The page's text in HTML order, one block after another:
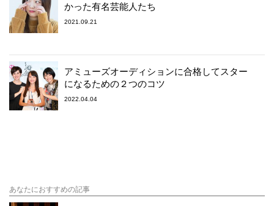
かった有名芸能人たち
2021.09.21
アミューズオーディションに合格してスター
になるための２つのコツ
2022.04.04
あなたにおすすめの記事